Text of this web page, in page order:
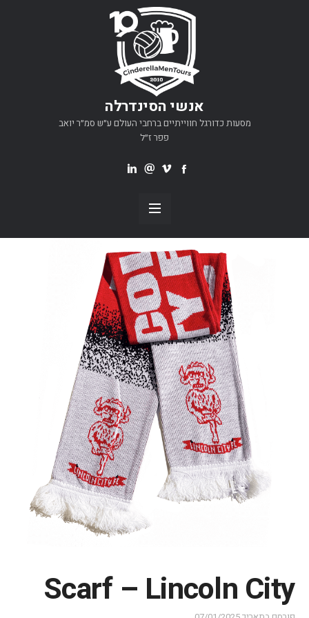
אנשי הסינדרלה
מסעות כדורגל חווייתיים ברחבי העולם ע״ש סמ״ר יואב
פפר ז״ל
Scarf – Lincoln City